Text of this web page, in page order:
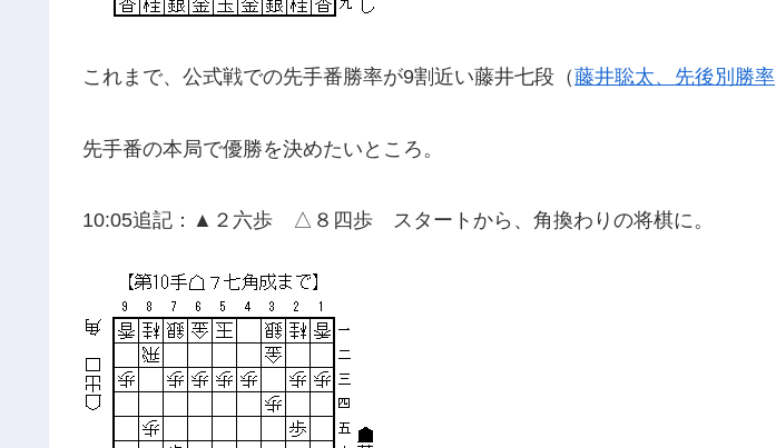
これまで、公式戦での先手番勝率が9割近い藤井七段（藤井聡太、先後別勝率
先手番の本局で優勝を決めたいところ。
10:05追記：▲２六歩 △８四歩 スタートから、角換わりの将棋に。